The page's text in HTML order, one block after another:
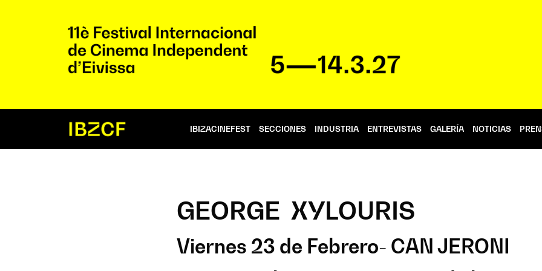
IBIZACINEFEST SECCIONES INDUSTRIA ENTREVISTAS GALERÍA NOTICIAS
GEORGE XYLOURIS
Viernes 23 de Febrero- CAN JERONI